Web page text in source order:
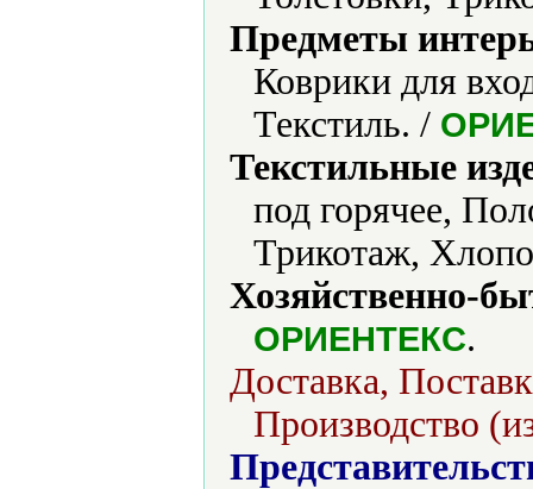
Предметы
Коврики для
Текстиль. /
Текстильные
под горячее,
Трикотаж,
Хозяйственно-
ОРИЕНТЕКС.
Доставка,
Производство